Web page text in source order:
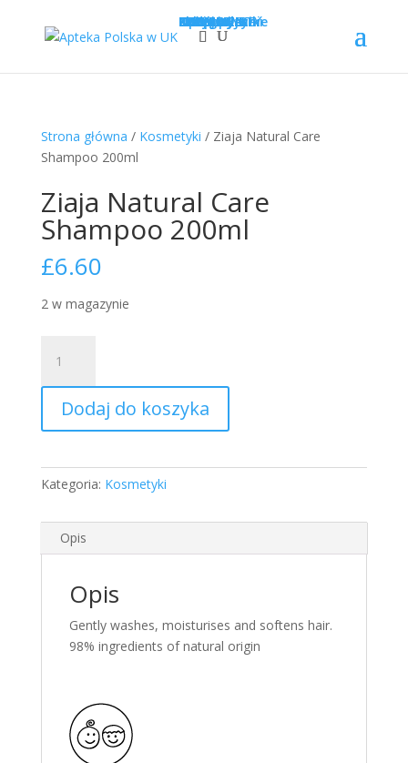
Sklep
Opcje wysyłki
Kategorie
LEKI
SUPLEMENTY
KOSMETYKI
PROMOCJE
Krótka data
Zadaj pytanie
Nowości!
0 £0.00
Strona główna / Kosmetyki / Ziaja Natural Care
Shampoo 200ml
Ziaja Natural Care
Shampoo 200ml
£6.60
2 w magazynie
Ziaja
Natural
Care
Shampoo
Dodaj do koszyka
Kategoria: Kosmetyki
Opis
Opis
Gently washes, moisturises and softens hair.
98% ingredients of natural origin